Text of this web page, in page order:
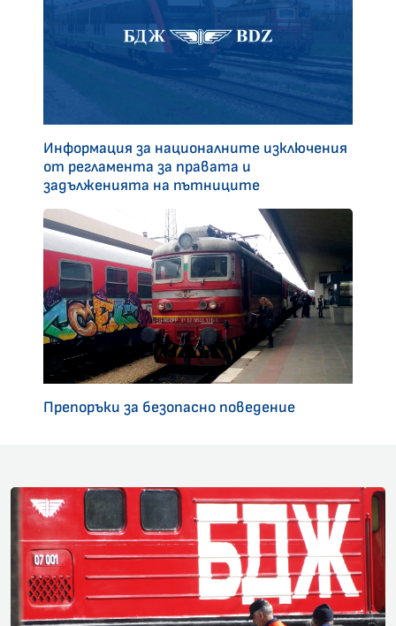
Информация за националните изключения
от регламента за правата и
задълженията на пътниците
Препоръки за безопасно поведение